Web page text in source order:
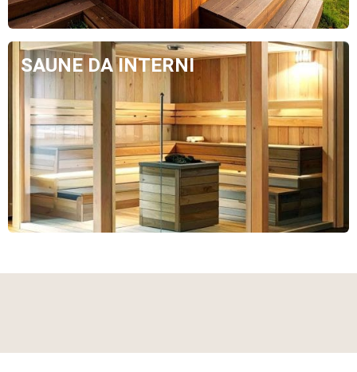
SAUNE DA INTERNI